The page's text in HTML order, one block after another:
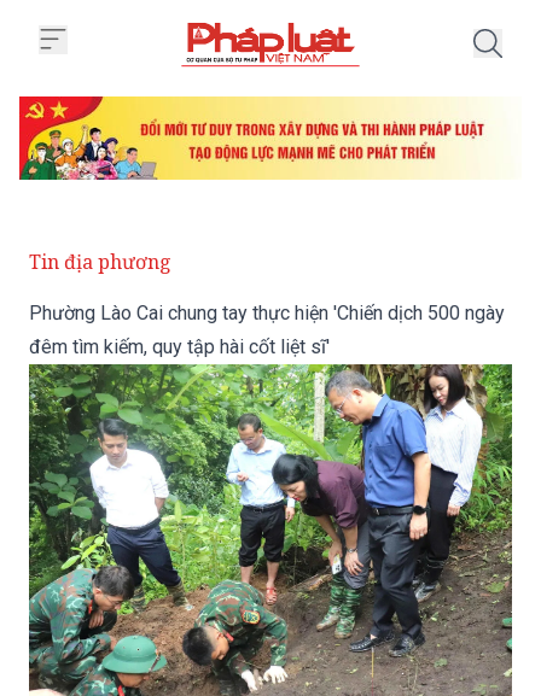
Tin địa phương
Phường Lào Cai chung tay thực hiện 'Chiến dịch 500 ngày
đêm tìm kiếm, quy tập hài cốt liệt sĩ'